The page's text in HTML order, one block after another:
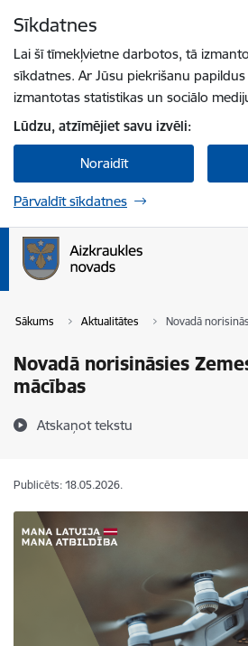
Sīkdatnes
Lai šī tīmekļvietne darbotos, tā
sīkdatnes. Ar Jūsu piekrišanu
izmantotas statistikas un sociālo
Lūdzu, atzīmējiet savu izvēli:
Noraidīt
Pārvaldīt sīkdatnes
Sākums Aktualitātes Novadā
Novadā norisināsies
mācības
Atskaņot tekstu
Publicēts: 18.05.2026.